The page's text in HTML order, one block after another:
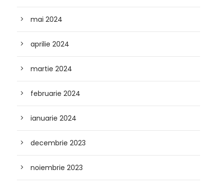
mai 2024
aprilie 2024
martie 2024
februarie 2024
ianuarie 2024
decembrie 2023
noiembrie 2023